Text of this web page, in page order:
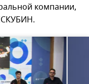
компании,